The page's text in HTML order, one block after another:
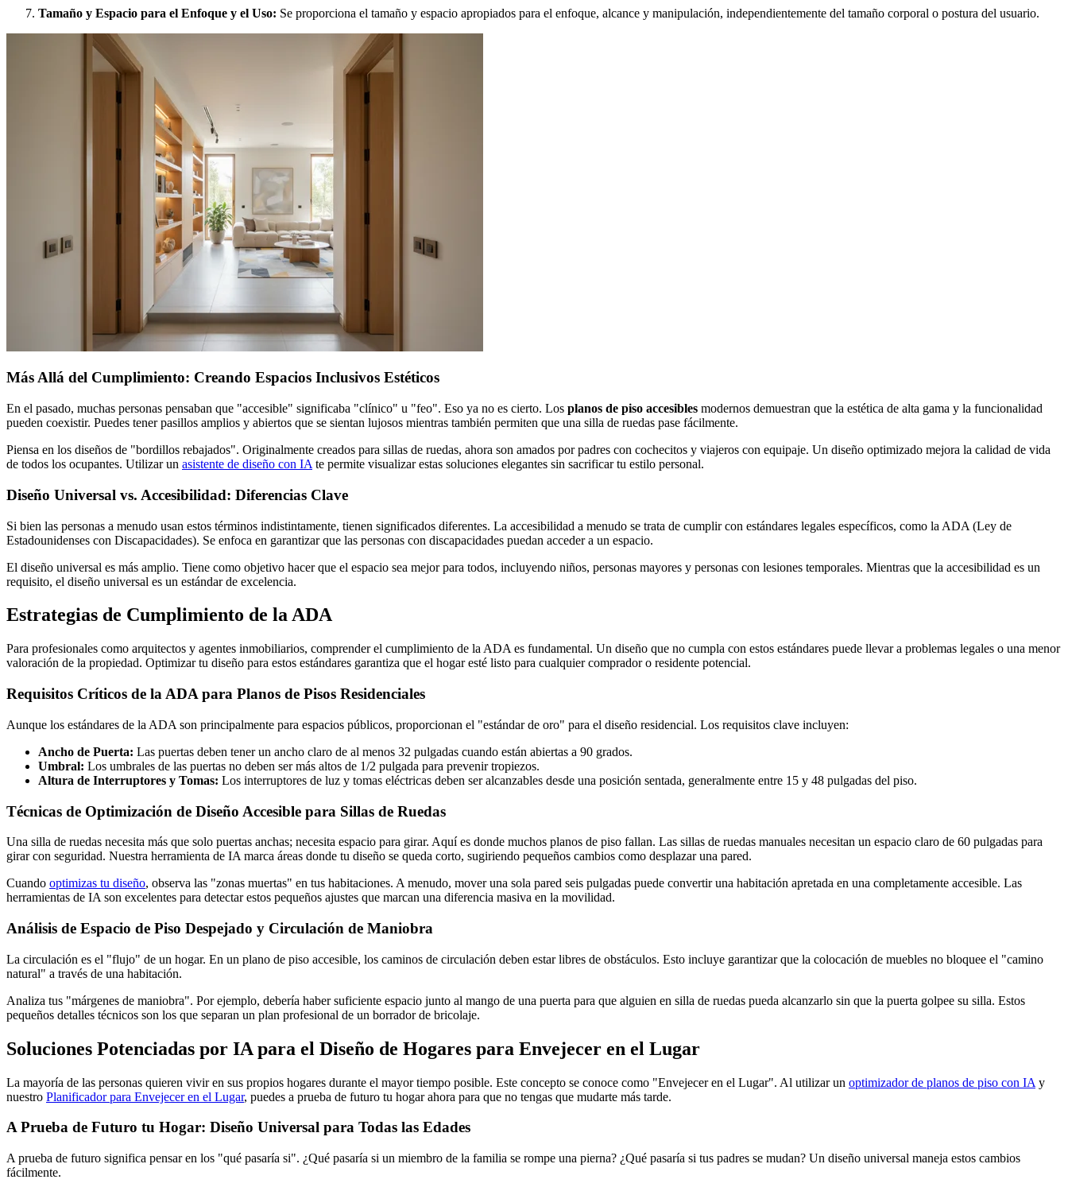
Tamaño y Espacio para el Enfoque y el Uso: Se proporciona el tamaño y espacio apropiados para el enfoque, alcance y manipulación, independientemente del tamaño corporal o postura del usuario.
Más Allá del Cumplimiento: Creando Espacios Inclusivos Estéticos
En el pasado, muchas personas pensaban que "accesible" significaba "clínico" u "feo". Eso ya no es cierto. Los planos de piso accesibles modernos demuestran que la estética de alta gama y la funcionalidad
pueden coexistir. Puedes tener pasillos amplios y abiertos que se sientan lujosos mientras también permiten que una silla de ruedas pase fácilmente.
Piensa en los diseños de "bordillos rebajados". Originalmente creados para sillas de ruedas, ahora son amados por padres con cochecitos y viajeros con equipaje. Un diseño optimizado mejora la calidad de vida
de todos los ocupantes. Utilizar un asistente de diseño con IA te permite visualizar estas soluciones elegantes sin sacrificar tu estilo personal.
Diseño Universal vs. Accesibilidad: Diferencias Clave
Si bien las personas a menudo usan estos términos indistintamente, tienen significados diferentes. La accesibilidad a menudo se trata de cumplir con estándares legales específicos, como la ADA (Ley de
Estadounidenses con Discapacidades). Se enfoca en garantizar que las personas con discapacidades puedan acceder a un espacio.
El diseño universal es más amplio. Tiene como objetivo hacer que el espacio sea mejor para todos, incluyendo niños, personas mayores y personas con lesiones temporales. Mientras que la accesibilidad es un
requisito, el diseño universal es un estándar de excelencia.
Estrategias de Cumplimiento de la ADA
Para profesionales como arquitectos y agentes inmobiliarios, comprender el cumplimiento de la ADA es fundamental. Un diseño que no cumpla con estos estándares puede llevar a problemas legales o una menor
valoración de la propiedad. Optimizar tu diseño para estos estándares garantiza que el hogar esté listo para cualquier comprador o residente potencial.
Requisitos Críticos de la ADA para Planos de Pisos Residenciales
Aunque los estándares de la ADA son principalmente para espacios públicos, proporcionan el "estándar de oro" para el diseño residencial. Los requisitos clave incluyen:
Ancho de Puerta: Las puertas deben tener un ancho claro de al menos 32 pulgadas cuando están abiertas a 90 grados.
Umbral: Los umbrales de las puertas no deben ser más altos de 1/2 pulgada para prevenir tropiezos.
Altura de Interruptores y Tomas: Los interruptores de luz y tomas eléctricas deben ser alcanzables desde una posición sentada, generalmente entre 15 y 48 pulgadas del piso.
Técnicas de Optimización de Diseño Accesible para Sillas de Ruedas
Una silla de ruedas necesita más que solo puertas anchas; necesita espacio para girar. Aquí es donde muchos planos de piso fallan. Las sillas de ruedas manuales necesitan un espacio claro de 60 pulgadas para
girar con seguridad. Nuestra herramienta de IA marca áreas donde tu diseño se queda corto, sugiriendo pequeños cambios como desplazar una pared.
Cuando optimizas tu diseño, observa las "zonas muertas" en tus habitaciones. A menudo, mover una sola pared seis pulgadas puede convertir una habitación apretada en una completamente accesible. Las
herramientas de IA son excelentes para detectar estos pequeños ajustes que marcan una diferencia masiva en la movilidad.
Análisis de Espacio de Piso Despejado y Circulación de Maniobra
La circulación es el "flujo" de un hogar. En un plano de piso accesible, los caminos de circulación deben estar libres de obstáculos. Esto incluye garantizar que la colocación de muebles no bloquee el "camino
natural" a través de una habitación.
Analiza tus "márgenes de maniobra". Por ejemplo, debería haber suficiente espacio junto al mango de una puerta para que alguien en silla de ruedas pueda alcanzarlo sin que la puerta golpee su silla. Estos
pequeños detalles técnicos son los que separan un plan profesional de un borrador de bricolaje.
Soluciones Potenciadas por IA para el Diseño de Hogares para Envejecer en el Lugar
La mayoría de las personas quieren vivir en sus propios hogares durante el mayor tiempo posible. Este concepto se conoce como "Envejecer en el Lugar". Al utilizar un optimizador de planos de piso con IA y
nuestro Planificador para Envejecer en el Lugar, puedes a prueba de futuro tu hogar ahora para que no tengas que mudarte más tarde.
A Prueba de Futuro tu Hogar: Diseño Universal para Todas las Edades
A prueba de futuro significa pensar en los "qué pasaría si". ¿Qué pasaría si un miembro de la familia se rompe una pierna? ¿Qué pasaría si tus padres se mudan? Un diseño universal maneja estos cambios
fácilmente.